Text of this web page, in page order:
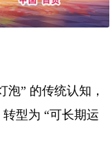
” 的传统认知，
型为 “可长期运